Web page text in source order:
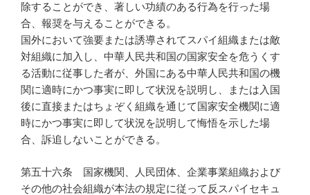
除することができ、著しい功績のある行為を行った場
合、報奨を与えることができる。
国外において強要または誘導されてスパイ組織または敵
対組織に加入し、中華人民共和国の国家安全を危うくす
る活動に従事した者が、外国にある中華人民共和国の機
関に適時にかつ事実に即して状況を説明し、または入国
後に直接またはちょぞく組織を通じて国家安全機関に適
時にかつ事実に即して状況を説明して悔悟を示した場
合、訴追しないことができる。
第五十六条 国家機関、人民団体、企業事業組織および
その他の社会組織が本法の規定に従って反スパイセキュ